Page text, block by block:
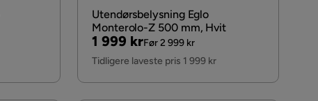
Utendørsbelysning Eglo
Monterolo-Z 500 mm, Hvit
Pris
1 999 kr
Original
Pris
Før 2 999 kr
Tidligere laveste pris 1 999 kr